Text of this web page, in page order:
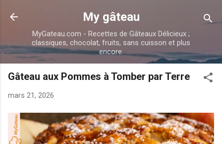
Accéder au contenu principal
My gâteau
MyGateau.com - Recettes de Gâteaux Délicieux ;
classiques, chocolat, fruits, sans cuisson et plus
encore.
Gâteau aux Pommes à Tomber par Terre
mars 21, 2026